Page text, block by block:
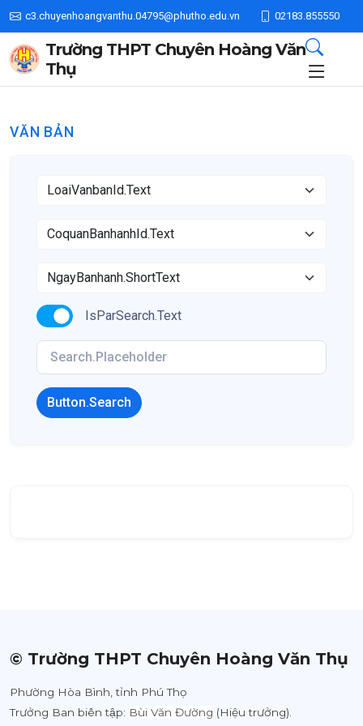
c3.chuyenhoangvanthu.04795@phutho.edu.vn 02183.855550
Trường THPT Chuyên Hoàng Văn
Thụ
VĂN BẢN
IsParSearch.Text
Button.Search
© Trường THPT Chuyên Hoàng Văn Thụ
Phường Hòa Bình, tỉnh Phú Thọ
Trưởng Ban biên tập: Bùi Văn Đường (Hiệu trưởng).